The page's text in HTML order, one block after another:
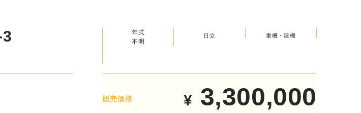
年式
不明
重機・建機
販売価格 ¥3,300,000